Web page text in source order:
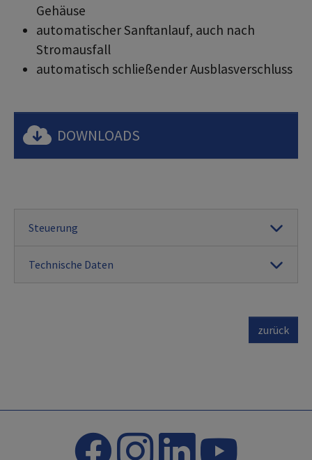
Gehäuse
automatischer Sanftanlauf, auch nach
Stromausfall
automatisch schließender Ausblasverschluss
DOWNLOADS
Steuerung
Technische Daten
zurück